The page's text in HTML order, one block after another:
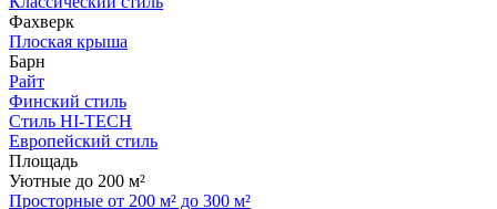
Фахверк
Плоская крыша
Барн
Райт
Финский стиль
Стиль HI-TECH
Европейский стиль
Площадь
Уютные до 200 м²
Просторные от 200 м² до 300 м²